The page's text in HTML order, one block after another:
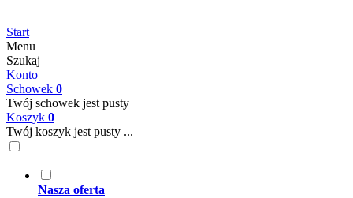
Start
Menu
Szukaj
Konto
Schowek 0
Twój schowek jest pusty
Koszyk 0
Twój koszyk jest pusty ...
Nasza oferta